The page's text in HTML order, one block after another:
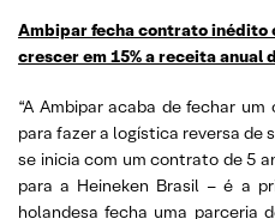
Ambipar fecha contrato inédito
crescer em 15% a receita
“A Ambipar acaba de fechar
para fazer a logística reversa de
se inicia com um contrato de 5
para a Heineken Brasil – é a
holandesa fecha uma parceria